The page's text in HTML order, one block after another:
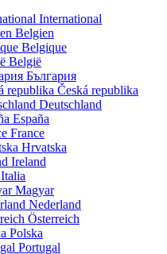
International
Belgien
Belgique
België
България
Česká republika
Deutschland
España
France
Hrvatska
Ireland
Italia
Magyar
Nederland
Österreich
Polska
Portugal